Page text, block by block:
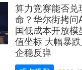
算力竞赛能否兑
命？华尔街拷问
国低成本开放
值坐标 大幅暴
企稳反弹